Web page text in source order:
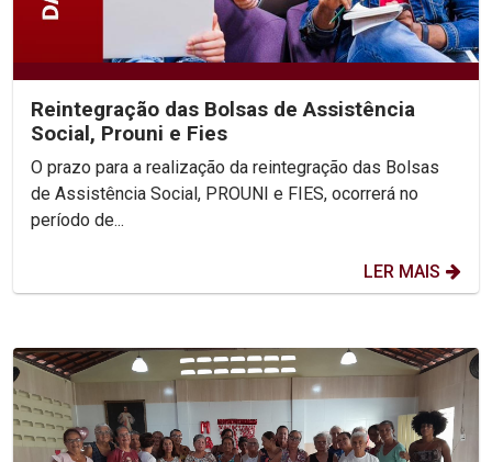
Reintegração das Bolsas de Assistência
Social, Prouni e Fies
O prazo para a realização da reintegração das Bolsas
de Assistência Social, PROUNI e FIES, ocorrerá no
período de...
LER MAIS